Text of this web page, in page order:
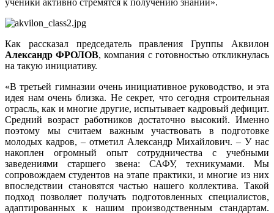
ученики активно стремятся к получению знаний».
Как рассказал председатель правления Группы Аквилон
Александр ФРОЛОВ, компания с готовностью откликнулась
на такую инициативу.
«В третьей гимназии очень инициативное руководство, и эта
идея нам очень близка. Не секрет, что сегодня строительная
отрасль, как и многие другие, испытывает кадровый дефицит.
Средний возраст работников достаточно высокий. Именно
поэтому мы считаем важным участвовать в подготовке
молодых кадров, – отметил Александр Михайлович. – У нас
накоплен огромный опыт сотрудничества с учебными
заведениями старшего звена: САФУ, техникумами. Мы
сопровождаем студентов на этапе практики, и многие из них
впоследствии становятся частью нашего коллектива. Такой
подход позволяет получать подготовленных специалистов,
адаптированных к нашим производственным стандартам.